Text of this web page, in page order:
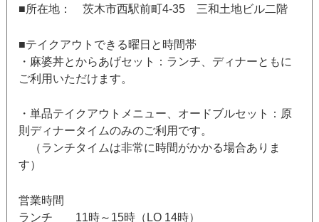
■所在地： 茨木市西駅前町4-35 三和土地ビル二階
■テイクアウトできる曜日と時間帯
・麻婆丼とからあげセット：ランチ、ディナーともに
ご利用いただけます。
・単品テイクアウトメニュー、オードブルセット：原
則ディナータイムのみのご利用です。
（ランチタイムは非常に時間がかかる場合ありま
す）
営業時間
ランチ 11時～15時（LO 14時）